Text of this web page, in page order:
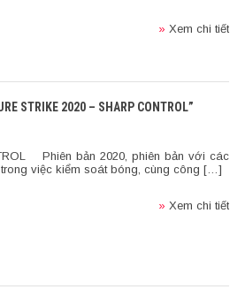
» Xem chi tiết
STRIKE 2020 – SHARP CONTROL”
Phiên bản 2020, phiên bản với các
việc kiểm soát bóng, cùng công […]
» Xem chi tiết